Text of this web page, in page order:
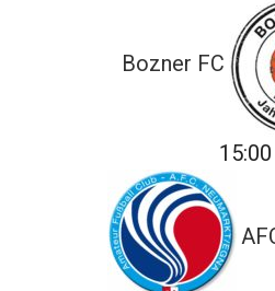
Bozner FC
15:00